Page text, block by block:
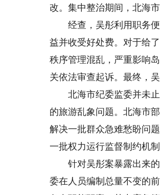
改。集中整治期间，北海
经查，吴彤利用职务便
益并收受好处费。对于给
秩序管理混乱，严重影响
关依法审查起诉。最终，
北海市纪委监委并未止
的旅游乱象问题。北海市
解决一批群众急难愁盼问
一批权力运行监督制约机制
针对吴彤案暴露出来的
委在人员编制总量不变的